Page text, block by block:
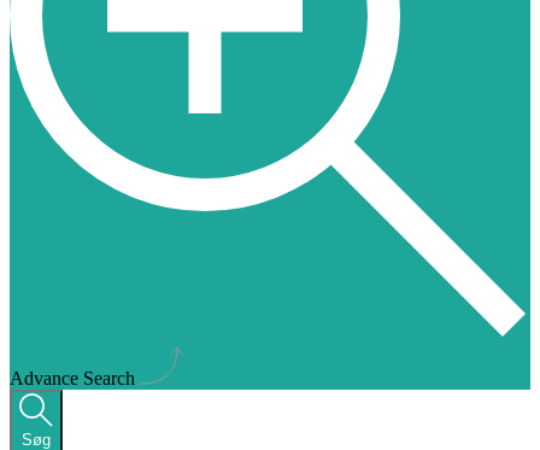
Advance Search
Søg